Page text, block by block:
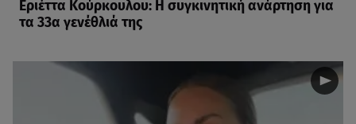
Εριέττα Κούρκουλου: Η συγκινητική ανάρτηση για
τα 33α γενέθλιά της